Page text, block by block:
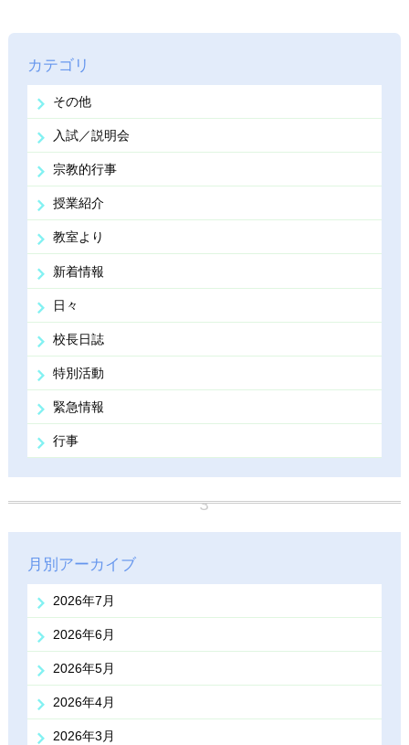
カテゴリ
その他
入試／説明会
宗教的行事
授業紹介
教室より
新着情報
日々
校長日誌
特別活動
緊急情報
行事
月別アーカイブ
2026年7月
2026年6月
2026年5月
2026年4月
2026年3月